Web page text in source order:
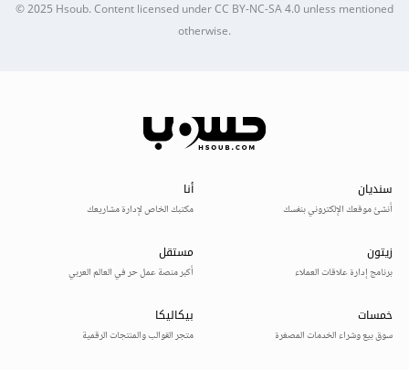
© 2025Hsoub.Content licensed underCC BY-NC-SA 4.0unless mentioned
otherwise.